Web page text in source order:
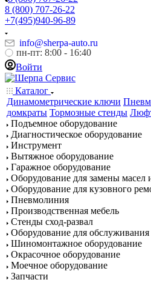
8 (800) 707-26-22
+7(495)940-96-89
info@sherpa-auto.ru
пн-пт: 8:00 - 16:40
Войти
Каталог
Динамометрические ключи
домкраты Тормозные стенды
Подъемное оборудование
Диагностическое оборудование
Инструмент
Вытяжное оборудование
Гаражное оборудование
Оборудование для замены масел
Оборудование для кузовного
Пневмолиния
Производственная мебель
Стенды сход-развал
Оборудование для обслуживания
Шиномонтажное оборудование
Окрасочное оборудование
Моечное оборудование
Запчасти